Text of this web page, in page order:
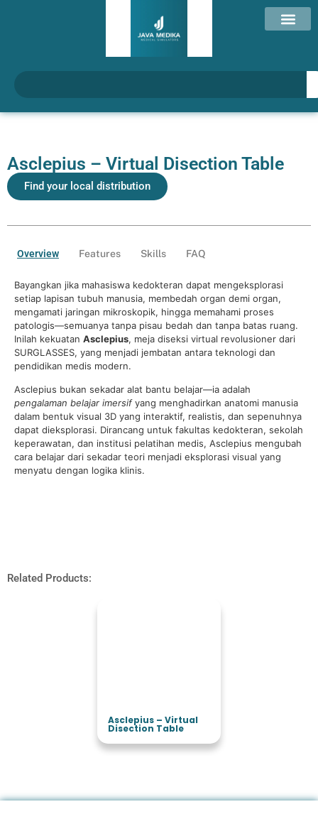
Asclepius – Virtual Disection Table
Find your local distribution
Overview Features Skills FAQ
Bayangkan jika mahasiswa kedokteran dapat mengeksplorasi
setiap lapisan tubuh manusia, membedah organ demi organ,
mengamati jaringan mikroskopik, hingga memahami proses
patologis—semuanya tanpa pisau bedah dan tanpa batas ruang.
Inilah kekuatan Asclepius, meja diseksi virtual revolusioner dari
SURGLASSES, yang menjadi jembatan antara teknologi dan
pendidikan medis modern.
Asclepius bukan sekadar alat bantu belajar—ia adalah
pengalaman belajar imersifyang menghadirkan anatomi manusia
dalam bentuk visual 3D yang interaktif, realistis, dan sepenuhnya
dapat dieksplorasi. Dirancang untuk fakultas kedokteran, sekolah
keperawatan, dan institusi pelatihan medis, Asclepius mengubah
cara belajar dari sekadar teori menjadi eksplorasi visual yang
menyatu dengan logika klinis.
Related Products:
Asclepius – Virtual
Disection Table